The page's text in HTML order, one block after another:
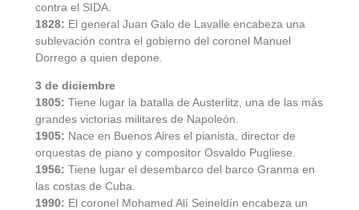
contra el SIDA.
1828: El general Juan Galo de Lavalle encabeza una
sublevación contra el gobierno del coronel Manuel
Dorrego a quien depone.
3 de diciembre
1805: Tiene lugar la batalla de Austerlitz, una de las más
grandes victorias militares de Napoleón.
1905: Nace en Buenos Aires el pianista, director de
orquestas de piano y compositor Osvaldo Pugliese.
1956: Tiene lugar el desembarco del barco Granma en
las costas de Cuba.
1990: El coronel Mohamed Alí Seineldín encabeza un